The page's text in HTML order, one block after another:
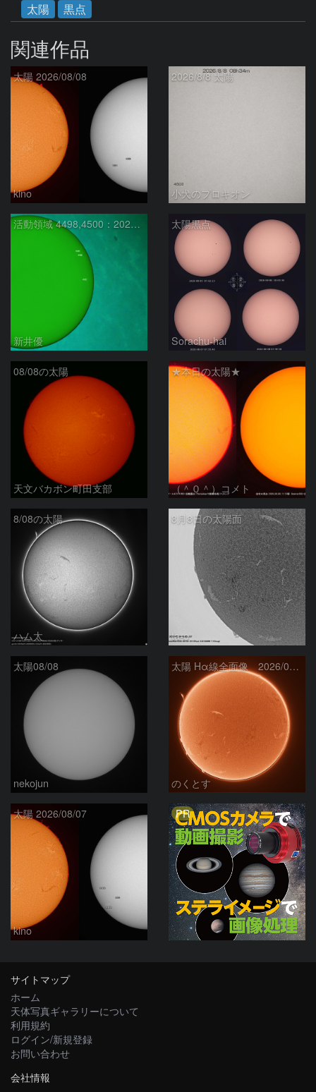
太陽
黒点
関連作品
太陽 2026/08/08
kino
2026/8/8 太陽
小犬のプロキオン
活動領域 4498,4500：2026/08/08
新井優
太陽黒点
Sorachu-hai
08/08の太陽
天文バカボン町田支部
★本日の太陽★
（＾０＾）コメト
8/08の太陽
ハム太
8月8日の太陽面
ta-o
太陽08/08
nekojun
太陽 Hα線全面像 2026/08/08
のくとす
太陽 2026/08/07
kino
PR
サイトマップ
ホーム
天体写真ギャラリーについて
利用規約
ログイン/新規登録
お問い合わせ
会社情報